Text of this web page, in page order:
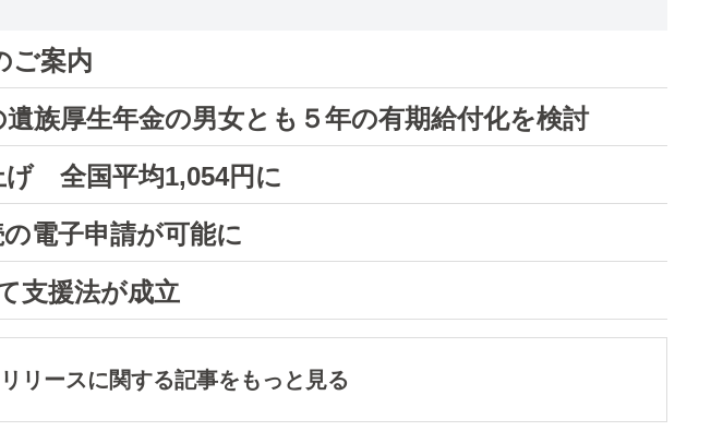
ご案内
族厚生年金の男女とも５年の有期給付化を検討
げ 全国平均1,054円に
電子申請が可能に
支援法が成立
リースに関する記事をもっと見る